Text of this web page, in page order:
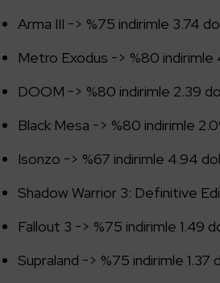
Arma III -> %75 indirimle 3.74
Metro Exodus -> %80 indirimle
DOOM -> %80 indirimle 2.39
Black Mesa -> %80 indirimle
Isonzo -> %67 indirimle 4.94
Shadow Warrior 3: Definitive
Fallout 3 -> %75 indirimle 1.49
Supraland -> %75 indirimle 1.37